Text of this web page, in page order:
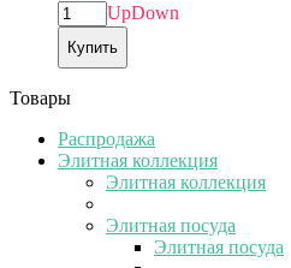
UpDown
Купить
Товары
Распродажа
Элитная коллекция
Элитная коллекция
Элитная посуда
Элитная посуда